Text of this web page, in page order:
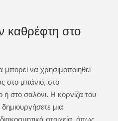
καθρέφτη στο
να χρησιμοποιηθεί
στο μπάνιο, στο
στο σαλόνι. Η κορνίζα του
μια
στοιχεία, όπως